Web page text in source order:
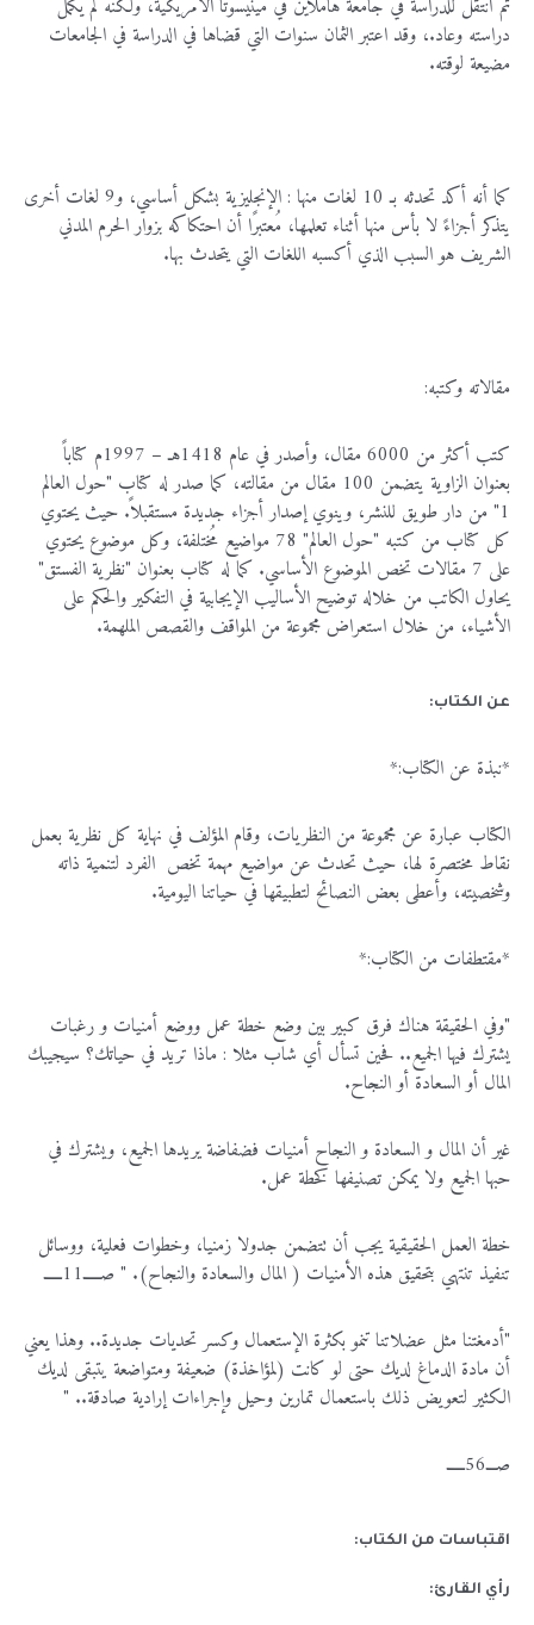
دراسته وعاد.، وقد اعتبر الثمان سنوات التي قضاها في الدراسة في الجامعات
مضيعة لوقته.
كما أنه أكد تحدثه بـ 10 لغات منها : الإنجليزية بشكل أساسي، و9 لغات أخرى
يتذكر أجزاءً لا بأس منها أثناء تعلمها، مُعتبرًا أن احتكاكه بزوار الحرم المدني
الشريف هو السبب الذي أكسبه اللغات التي يتحدث بها.
مقالاته وكتبه:
كتب أكثر من 6000 مقال، وأصدر في عام 1418هـ – 1997م كتاباً
بعنوان الزاوية يتضمن 100 مقال من مقالته، كما صدر له كتاب "حول العالم
1" من دار طويق للنشر، وينوي إصدار أجزاء جديدة مستقبلاً. حيث يحتوي
كل كتاب من كتبه "حول العالم" 78 مواضيع مُختلفة، وكل موضوع يحتوي
على 7 مقالات تخص الموضوع الأساسي. كما له كتاب بعنوان "نظرية الفستق"
يحاول الكاتب من خلاله توضيح الأساليب الإيجابية في التفكير والحكم على
الأشياء، من خلال استعراض مجموعة من المواقف والقصص الملهمة.
عن الكتاب:
*نبذة عن الكتاب:*
الكتاب عبارة عن مجموعة من النظريات، وقام المؤلف في نهاية كل نظرية بعمل
نقاط مختصرة لها، حيث تحدث عن مواضيع مهمة تخص الفرد لتنمية ذاته
وشخصيته، وأعطى بعض النصائح لتطبيقها في حياتنا اليومية.
*مقتطفات من الكتاب:*
"وفي الحقيقة هناك فرق كبير بين وضع خطة عمل ووضع أمنيات و رغبات
يشترك فيها الجميع.. فحين تسأل أي شاب مثلا : ماذا تريد في حياتك؟ سيجيبك
المال أو السعادة أو النجاح.
غير أن المال و السعادة و النجاح أمنيات فضفاضة يريدها الجميع، ويشترك في
حبها الجميع ولا يمكن تصنيفها كخطة عمل.
خطة العمل الحقيقية يجب أن تتضمن جدولا زمنيا، وخطوات فعلية، ووسائل
تنفيذ تنتهي بتحقيق هذه الأمنيات ( المال والسعادة والنجاح). " صـــــ11ـــــ
"أدمغتنا مثل عضلاتنا تنمو بكثرة الإستعمال وكسر تحديات جديدة.. وهذا يعني
أن مادة الدماغ لديك حتى لو كانت (لمؤاخذة) ضعيفة ومتواضعة يتبقى لديك
الكثير لتعويض ذلك باستعمال تمارين وحيل وإجراءات إرادية صادقة.. "
صـــ56ـــــ
اقتباسات من الكتاب:
رأي القارئ:
تسجيل الدخول للأعضاء
الاسم الأخير